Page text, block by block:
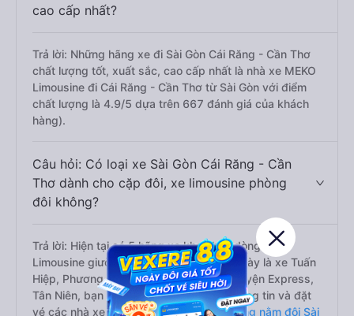
cao cấp nhất?
Trả lời: Những hãng xe đi Sài Gòn Cái Răng - Cần Thơ
chất lượng tốt, xuất sắc, cao cấp nhất là nhà xe MEKO
Limousine đi Cái Răng - Cần Thơ từ Sài Gòn với điểm
chất lượng là 4.9/5 dựa trên 667 đánh giá của khách
hàng).
Câu hỏi: Có loại xe Sài Gòn Cái Răng - Cần
Thơ dành cho cặp đôi, xe limousine phòng
đôi không?
Trả lời: Hiện tại có 5 hãng xe khai thác dòng xe
Limousine giường đôi trên tuyến đường này là xe Tuấn
Hiệp, Phương Hồng Linh, Tư Tiến, Bốn Luyện Express,
Tân Niên, bạn có thể tham khảo thêm thông tin và đặt
vé các nhà xe này tại trang này:Xe giường nằm đôi Sài